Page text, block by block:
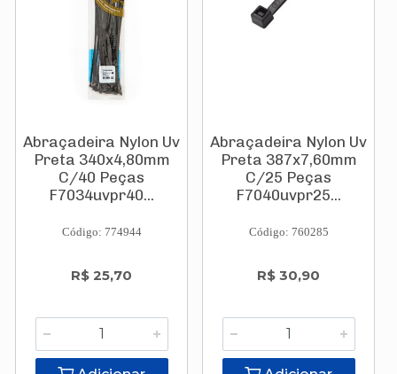
Abraçadeira Nylon Uv
Preta 340x4,80mm
C/40 Peças
F7034uvpr40...
Código: 774944
R$ 25,70
Abraçadeira Nylon Uv
Preta 387x7,60mm
C/25 Peças
F7040uvpr25...
Código: 760285
R$ 30,90